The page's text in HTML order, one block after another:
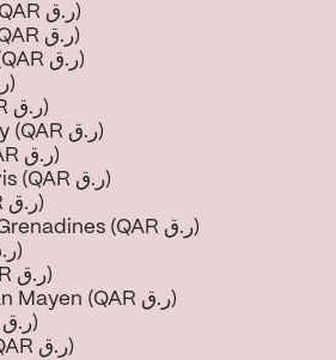
South Africa (QAR ر.ق)
South Korea (QAR ر.ق)
South Sudan (QAR ر.ق)
Spain (QAR ر.ق)
Sri Lanka (QAR ر.ق)
St. Barthélemy (QAR ر.ق)
St. Helena (QAR ر.ق)
St. Kitts & Nevis (QAR ر.ق)
St. Lucia (QAR ر.ق)
St. Vincent & Grenadines (QAR ر.ق)
Sudan (QAR ر.ق)
Suriname (QAR ر.ق)
Svalbard & Jan Mayen (QAR ر.ق)
Sweden (QAR ر.ق)
Switzerland (QAR ر.ق)